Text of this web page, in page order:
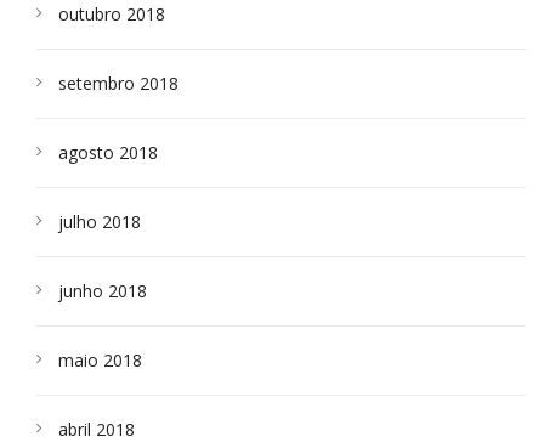
outubro 2018
setembro 2018
agosto 2018
julho 2018
junho 2018
maio 2018
abril 2018